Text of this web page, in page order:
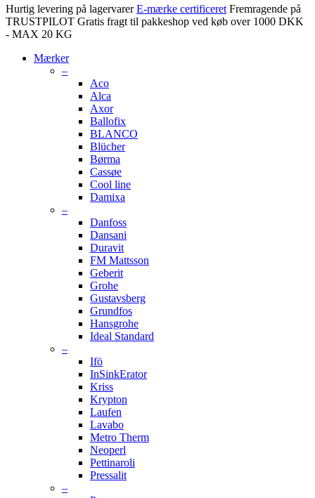
Hurtig levering på lagervarer E-mærke certificeret Fremragende på
TRUSTPILOT Gratis fragt til pakkeshop ved køb over 1000 DKK
- MAX 20 KG
Mærker
–
Aco
Alca
Axor
Ballofix
BLANCO
Blücher
Børma
Cassøe
Cool line
Damixa
–
Danfoss
Dansani
Duravit
FM Mattsson
Geberit
Grohe
Gustavsberg
Grundfos
Hansgrohe
Ideal Standard
–
Ifö
InSinkErator
Kriss
Krypton
Laufen
Lavabo
Metro Therm
Neoperl
Pettinaroli
Pressalit
–